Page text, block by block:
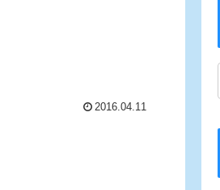
2016.04.11